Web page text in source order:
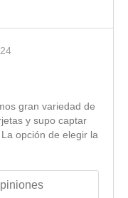
gran variedad de
y supo captar
opción de elegir la